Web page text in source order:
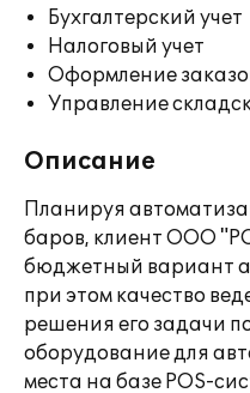
Бухгалтерский учет
Налоговый учет
Оформление
Управление
Описание
Планируя
баров, клиент ООО
бюджетный вариант
при этом качество
решения его задачи
оборудование для
места на базе POS-